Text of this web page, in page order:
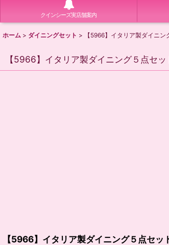
クインシーズ実店舗案内
ホーム > ダイニングセット > 【5966】イタリア製ダイニ
【5966】イタリア製ダイニング５点セ
【5966】イタリア製ダイニング５点セ